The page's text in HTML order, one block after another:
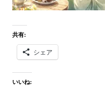
共有:
シェア
いいね: